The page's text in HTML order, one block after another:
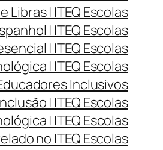
| ITEQ Escolas
| ITEQ Escolas
| ITEQ Escolas
| ITEQ Escolas
Inclusivos
| ITEQ Escolas
| ITEQ Escolas
no ITEQ Escolas